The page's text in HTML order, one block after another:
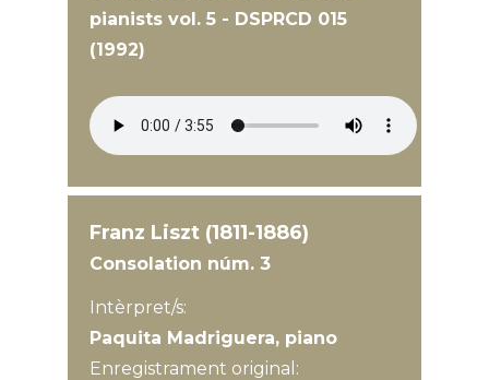
pianists vol. 5 - DSPRCD 015
(1992)
Franz Liszt (1811-1886)
Consolation núm. 3
Intèrpret/s:
Paquita Madriguera, piano
Enregistrament original: